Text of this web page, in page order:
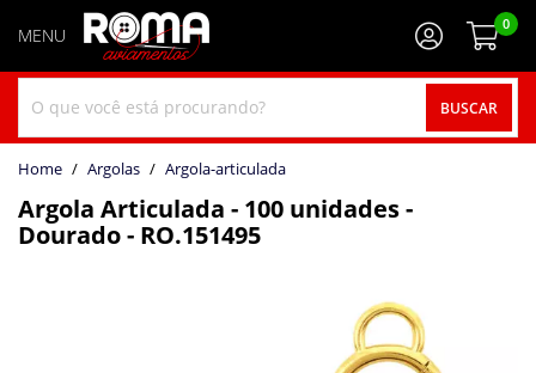
BUSCAR
0
home Argolas argola-articulada
Argola Articulada - 100 unidades -
Dourado - RO.151495